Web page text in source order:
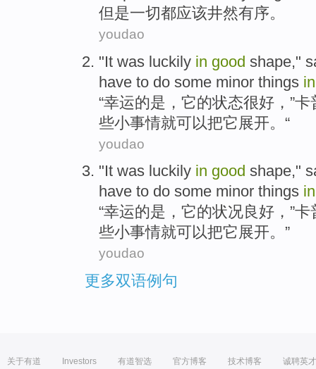
但是一切都应该井然有序。
youdao
"It was luckily in good shape,"
have to do some minor things
“幸运的是 ， 它的状态很好 ，”卡
些小事情就可以把它展开。“
youdao
"It was luckily in good shape,"
have to do some minor things
“幸运的是 ， 它的状况良好 ，”
些小事情就可以把它展开。”
youdao
更多双语例句
关于有道 Investors 有道智选 官方博客 技术博客 诚聘英才